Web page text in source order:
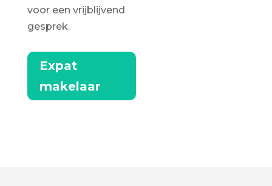
voor een vrijblijvend
gesprek.
Expat
makelaar